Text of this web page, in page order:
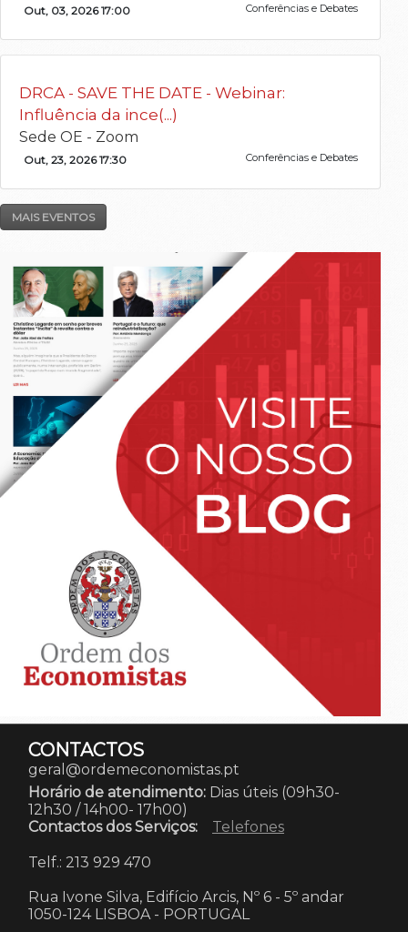
Out, 03, 2026 17:00 Conferências e Debates
DRCA - SAVE THE DATE - Webinar:
Influência da ince(...)
Sede OE - Zoom
Out, 23, 2026 17:30 Conferências e Debates
MAIS EVENTOS
CONTACTOS
geral@ordemeconomistas.pt
Horário de atendimento: Dias úteis (09h30-
12h30 / 14h00- 17h00)
Contactos dos Serviços:
Telefones
Telf.: 213 929 470
Rua Ivone Silva, Edifício Arcis, Nº 6 - 5º andar
1050-124 LISBOA - PORTUGAL